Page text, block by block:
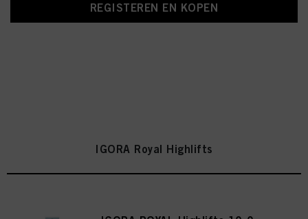
REGISTEREN EN KOPEN
IGORA Royal Highlifts